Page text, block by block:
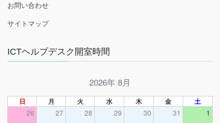
お問い合わせ
サイトマップ
ICTヘルプデスク開室時間
2026年 8月
日 月 火 水 木 金 土
26 27 28 29 30 31 1